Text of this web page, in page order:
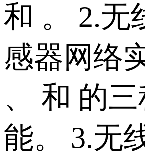
和 。 2.无
感器网络
、 和 的
能。 3.无